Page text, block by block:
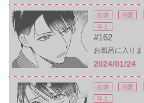
結婚 溺愛
年上
#162
お風呂に入り
2024/01/24
結婚 溺愛
年上